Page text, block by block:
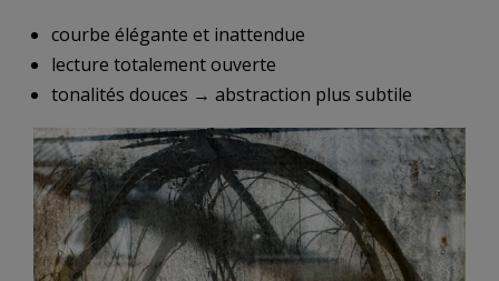
courbe élégante et inattendue
lecture totalement ouverte
tonalités douces → abstraction plus subtile